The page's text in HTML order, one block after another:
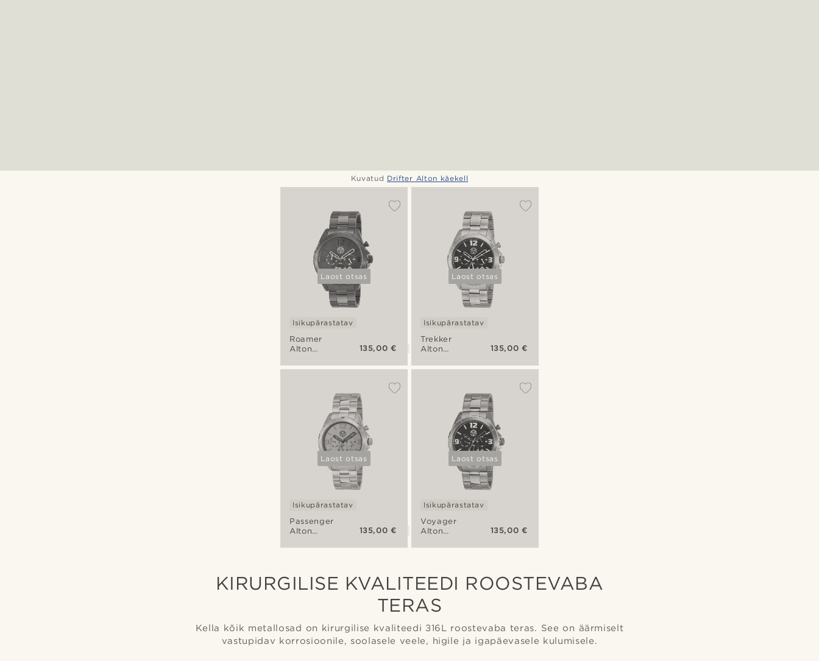
Kuvatud Drifter Alton käekell
Laost otsas
Roamer
Alton
Isikupärastatav
135,00 €
Laost otsas
Passenger
Alton
Isikupärastatav
135,00 €
Laost otsas
Trekker
Alton
Isikupärastatav
135,00 €
Laost otsas
Voyager
Alton
Isikupärastatav
135,00 €
KIRURGILISE KVALITEEDI ROOSTEVABA
TERAS
Kella kõik metallosad on kirurgilise kvaliteedi 316L roostevaba teras. See on äärmiselt
vastupidav korrosioonile, soolasele veele, higile ja igapäevasele kulumisele.